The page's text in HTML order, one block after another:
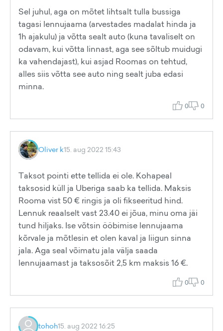
Sel juhul, aga on mõtet lihtsalt tulla bussiga
tagasi lennujaama (arvestades madalat hinda ja
1h ajakulu) ja võtta sealt auto (kuna tavaliselt on
odavam, kui võtta linnast, aga see sõltub muidugi
ka vahendajast), kui asjad Roomas on tehtud,
alles siis võtta see auto ning sealt juba edasi
minna.
0 0
Oliver k15. aug 2022 15:43
Taksot pointi ette tellida ei ole. Kohapeal
taksosid küll ja Uberiga saab ka tellida. Maksis
Rooma vist 50 € ringis ja oli fikseeritud hind.
Lennuk reaalselt vast 23.40 ei jõua, minu oma jäi
tund hiljaks. Ise võtsin ööbimise lennujaama
kõrvale ja mõtlesin et olen kaval ja liigun sinna
jala. Aga seal võimatu jala välja saada
lennujaamast ja taksosõit 2,5 km maksis 16 €.
0 0
tohoh15. aug 2022 16:25